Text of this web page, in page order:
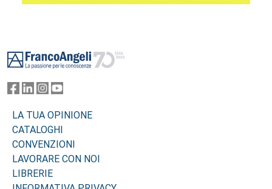
LA TUA OPINIONE
CATALOGHI
CONVENZIONI
LAVORARE CON NOI
LIBRERIE